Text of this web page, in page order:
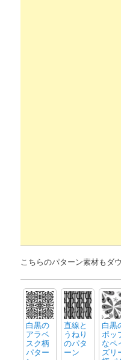
こちらのパターン素材もダ
白黒の
アラベ
スク柄
パター
直線と
うねり
のパタ
ーン
白黒
ポッ
なペ
ズリ